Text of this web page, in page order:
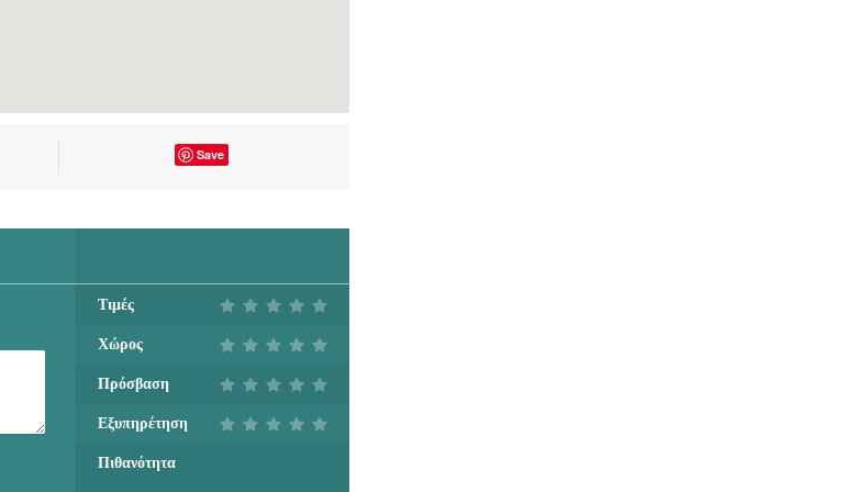
Save
Τιμές
Χώρος
Πρόσβαση
Εξυπηρέτηση
Πιθανότητα